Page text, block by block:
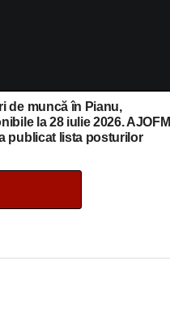
de muncă în Pianu,
la 28 iulie 2026. AJOFM
publicat lista posturilor